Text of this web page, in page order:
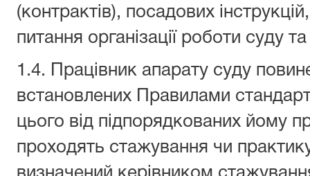
(контрактів), посадових
питання організації роботи суду
1.4. Працівник апарату суду
встановлених Правилами
цього від підпорядкованих йому
проходять стажування чи